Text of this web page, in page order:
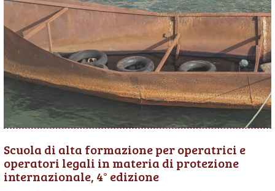
Scuola di alta formazione per operatrici e
operatori legali in materia di protezione
internazionale, 4° edizione